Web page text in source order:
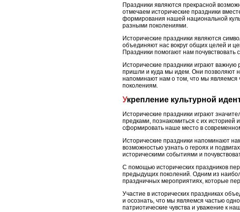
Праздники являются прекрасной
отмечаем исторические праздники
формирования нашей национальной
разными поколениями.
Исторические праздники являются
объединяют нас вокруг общих целей и
Праздники помогают нам почувствовать
Исторические праздники играют
пришли и куда мы идем. Они позволяют
напоминают нам о том, что мы являемся
поколениям.
Укрепление культурной
Исторические праздники играют
предками, познакомиться с их
сформировать наше место в
Исторические праздники напоминают
возможностью узнать о героях и
историческими событиями и
С помощью исторических праздников
предыдущих поколений. Одним из
праздничных мероприятиях, которые
Участие в исторических праздниках
и осознать, что мы являемся частью
патриотические чувства и уважение к